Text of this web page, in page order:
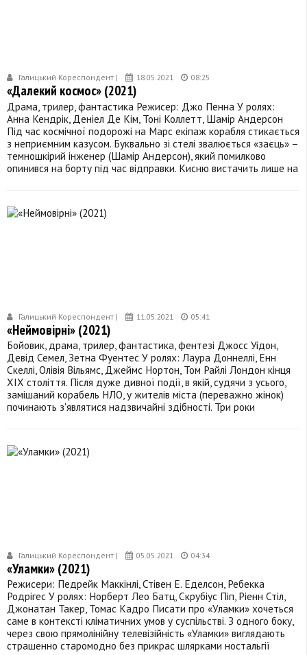
Галицький Кореспондент | 18.05.2021 08:25
«Далекий космос» (2021)
Драма, трилер, фантастика Режисер: Джо Пенна У ролях:
Анна Кендрік, Деніел Де Кім, Тоні Коллетт, Шамір Андерсон
Під час космічної подорожі на Марс екіпаж корабля стикається
з неприємним казусом. Буквально зі стелі звалюється «заєць» –
темношкірий інженер (Шамір Андерсон), який помилково
опинився на борту під час відправки. Кисню вистачить лише на
Галицький Кореспондент | 11.05.2021 05:41
«Неймовірні» (2021)
Бойовик, драма, трилер, фантастика, фентезі Джосс Уідон,
Девід Семел, Зетна Фуентес У ролях: Лаура Доннеллі, Енн
Скеллі, Олівія Вільямс, Джеймс Нортон, Том Райлі Лондон кінця
XIX століття. Після дуже дивної події, в якій, судячи з усього,
замішаний корабель НЛО, у жителів міста (переважно жінок)
починають з'являтися надзвичайні здібності. Три роки
Галицький Кореспондент | 05.05.2021 04:34
«Уламки» (2021)
Режисери: Педрейк Маккінлі, Стівен Е. Еделсон, Ребекка
Родрігес У ролях: Норберт Лео Батц, Скрубіус Піп, Ріенн Стіл,
Джонатан Такер, Томас Кадро Писати про «Уламки» хочеться
саме в контексті кліматичних умов у суспільстві. З одного боку,
через свою прямолінійну телевізійність «Уламки» виглядають
страшенно старомодно без прикрас шлярками ностальгії